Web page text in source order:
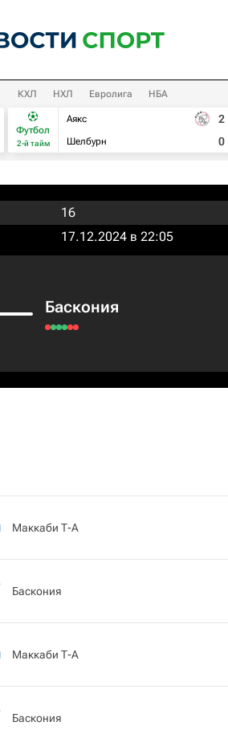
КХЛ НХЛ Евролига НБА
Футбол
2-й тайм
Аякс
Шелбурн
2
0
16
17.12.2024 в 22:05
Баскония
Маккаби Т-А
Баскония
Маккаби Т-А
Баскония